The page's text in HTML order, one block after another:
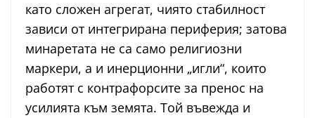
като сложен агрегат, чиято стабилност
зависи от интегрирана периферия; затова
минаретата не са само религиозни
маркери, а и инерционни „игли“, които
работят с контрафорсите за пренос на
усилията към земята. Той въвежда и